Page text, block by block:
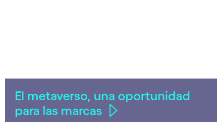
El metaverso, una oportunidad
para las marcas